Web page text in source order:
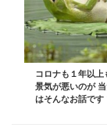
コロナも１年以
景気が悪いのが
はそんなお話です